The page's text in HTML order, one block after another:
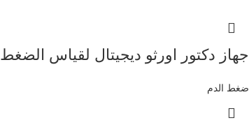
جهاز دكتور اورثو ديجيتال لقياس الضغط
ضغط الدم